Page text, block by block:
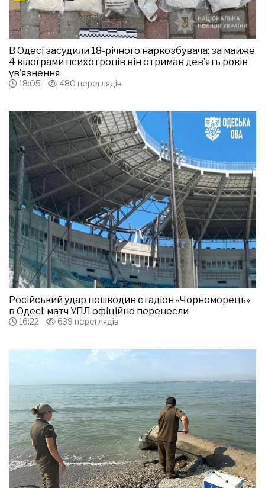
В Одесі засудили 18-річного наркозбувача: за майже
4 кілограми психотропів він отримав дев’ять років
ув’язнення
18:05 480 переглядів
Російський удар пошкодив стадіон «Чорноморець»
в Одесі: матч УПЛ офіційно перенесли
16:22 639 переглядів